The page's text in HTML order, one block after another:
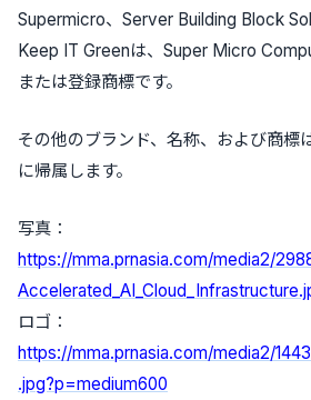
Supermicro、Server Building Block
Keep IT Greenは、Super Micro
または登録商標です。
その他のブランド、名称、および商標
に帰属します。
写真：
https://mma.prnasia.com/media2/
ロゴ：
https://mma.prnasia.com/media2/
.jpg?p=medium600